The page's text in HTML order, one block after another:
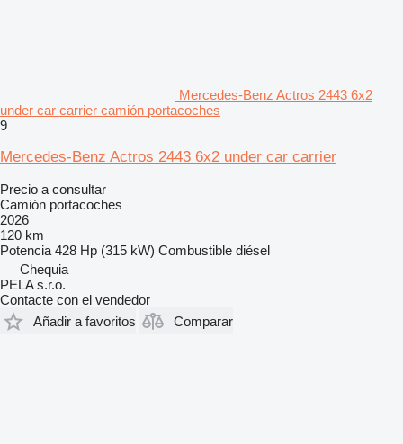
Mercedes-Benz Actros 2443 6x2
under car carrier camión portacoches
9
Mercedes-Benz Actros 2443 6x2 under car carrier
Precio a consultar
Camión portacoches
2026
120 km
Potencia 428 Hp (315 kW) Combustible diésel
Chequia
PELA s.r.o.
Contacte con el vendedor
Añadir a favoritos
Comparar